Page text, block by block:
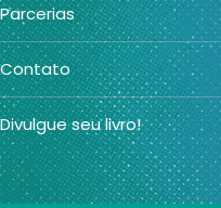
Parcerias
Contato
Divulgue seu livro!